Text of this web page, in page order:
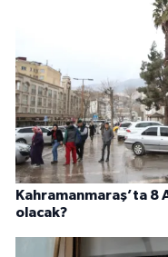
Kahramanmaraş’ta
olacak?